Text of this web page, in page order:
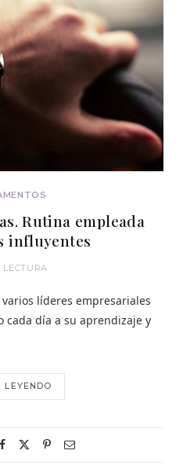
Rutina empleada
influyentes
LECTURA
líderes empresariales
cada día a su aprendizaje y
LEYENDO